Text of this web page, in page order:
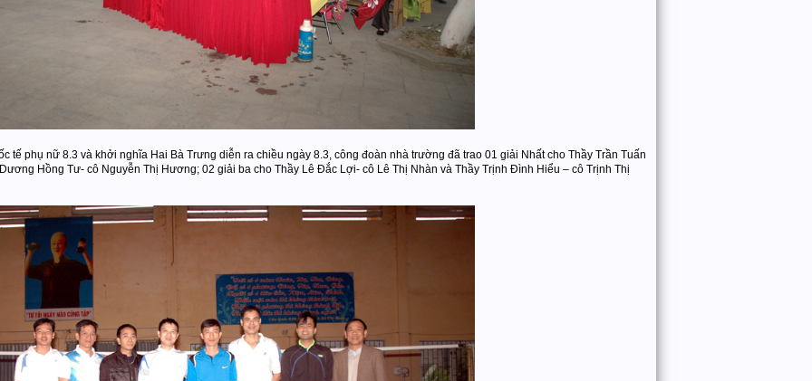
tế phụ nữ 8.3 và khởi nghĩa Hai Bà Trưng diễn ra chiều ngày 8.3, công đoàn nhà trường đã trao 01 giải Nhất cho Thầy Trần Tuấn
Hồng Tư- cô Nguyễn Thị Hương; 02 giải ba cho Thầy Lê Đắc Lợi- cô Lê Thị Nhàn và Thầy Trịnh Đình Hiểu – cô Trịnh Thị